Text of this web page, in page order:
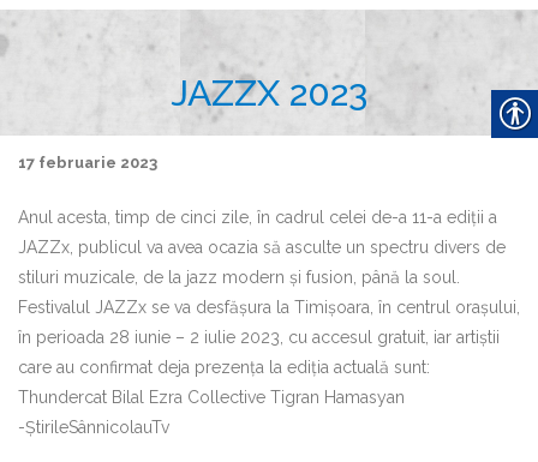
ă
JAZZX 2023
17 februarie 2023
Anul acesta, timp de cinci zile, în cadrul celei de-a 11-a ediții a
JAZZx, publicul va avea ocazia să asculte un spectru divers de
stiluri muzicale, de la jazz modern și fusion, până la soul.
Festivalul JAZZx se va desfăşura la Timişoara, în centrul orașului,
în perioada 28 iunie – 2 iulie 2023, cu accesul gratuit, iar artiștii
care au confirmat deja prezența la ediția actuală sunt:
Thundercat Bilal Ezra Collective Tigran Hamasyan
-ȘtirileSânnicolauTv